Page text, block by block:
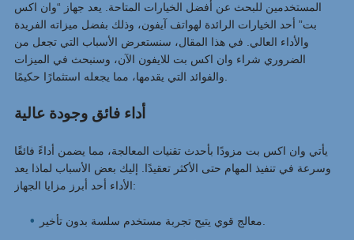
المستخدمين للبحث عن أفضل الخيارات المتاحة. يعد جهاز “وان اكس
بت” أحد الخيارات الرائدة لهواتف آيفون، وذلك بفضل ميزاته الفريدة
والأداء العالي. في هذا المقال، سنستعرض الأسباب التي تجعل من
الضروري شراء وان اكس بت للايفون الآن، وسنبحث في الميزات
أداء فائق وجودة عالية
يأتي وان اكس بت مزودًا بأحدث تقنيات المعالجة، مما يضمن أداءً فائقًا
وسرعة في تنفيذ المهام حتى الأكثر تعقيدًا. إليك بعض الأسباب لماذا يعد
الأداء أحد أبرز مزايا الجهاز: